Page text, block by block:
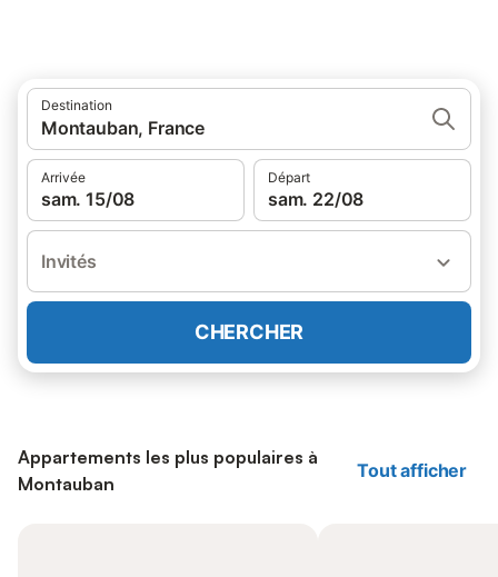
Destination
Montauban, France
Arrivée
sam. 15/08
Départ
sam. 22/08
Invités
CHERCHER
Appartements les plus populaires à
Montauban
Tout afficher